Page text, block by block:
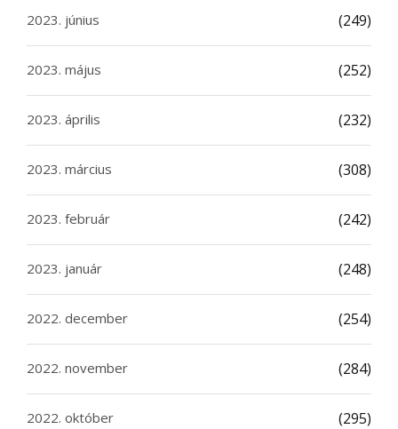
2023. június (249)
2023. május (252)
2023. április (232)
2023. március (308)
2023. február (242)
2023. január (248)
2022. december (254)
2022. november (284)
2022. október (295)